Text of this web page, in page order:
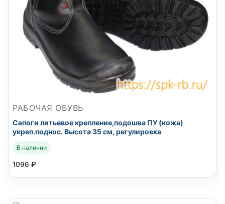
РАБОЧАЯ ОБУВЬ
Сапоги литьевое крепление,подошва ПУ (кожа)
укреп.поднос. Высота 35 см, регулировка
В наличии
1096 ₽